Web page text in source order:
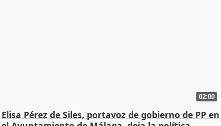
02:00
Elisa Pérez de Siles, portavoz de gobierno de PP en